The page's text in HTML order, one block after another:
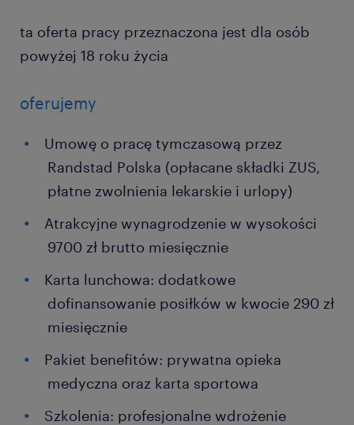
ta oferta pracy przeznaczona jest dla osób
powyżej 18 roku życia
oferujemy
Umowę o pracę tymczasową przez
Randstad Polska (opłacane składki ZUS,
płatne zwolnienia lekarskie i urlopy)
Atrakcyjne wynagrodzenie w wysokości
9700 zł brutto miesięcznie
Karta lunchowa: dodatkowe
dofinansowanie posiłków w kwocie 290 zł
miesięcznie
Pakiet benefitów: prywatna opieka
medyczna oraz karta sportowa
Szkolenia: profesjonalne wdrożenie